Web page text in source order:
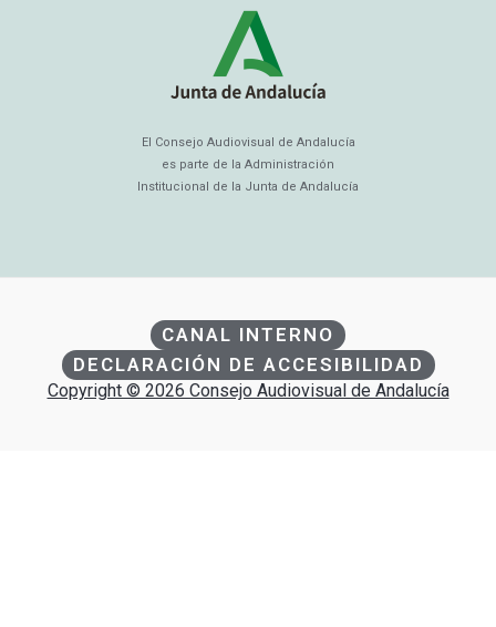
El Consejo Audiovisual de Andalucía
es parte de la Administración
Institucional de la Junta de Andalucía
CANAL INTERNO
DECLARACIÓN DE ACCESIBILIDAD
Copyright © 2026 Consejo Audiovisual de Andalucía